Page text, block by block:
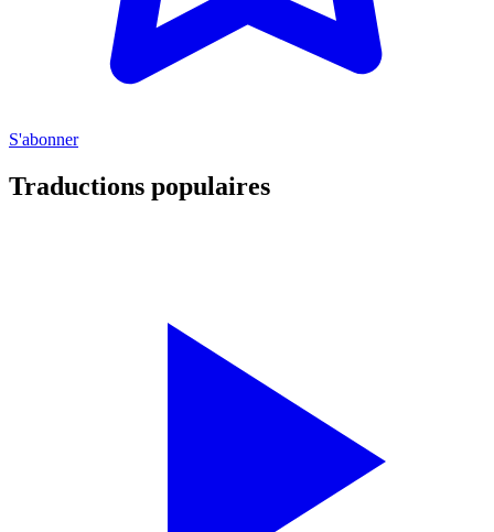
S'abonner
Traductions populaires